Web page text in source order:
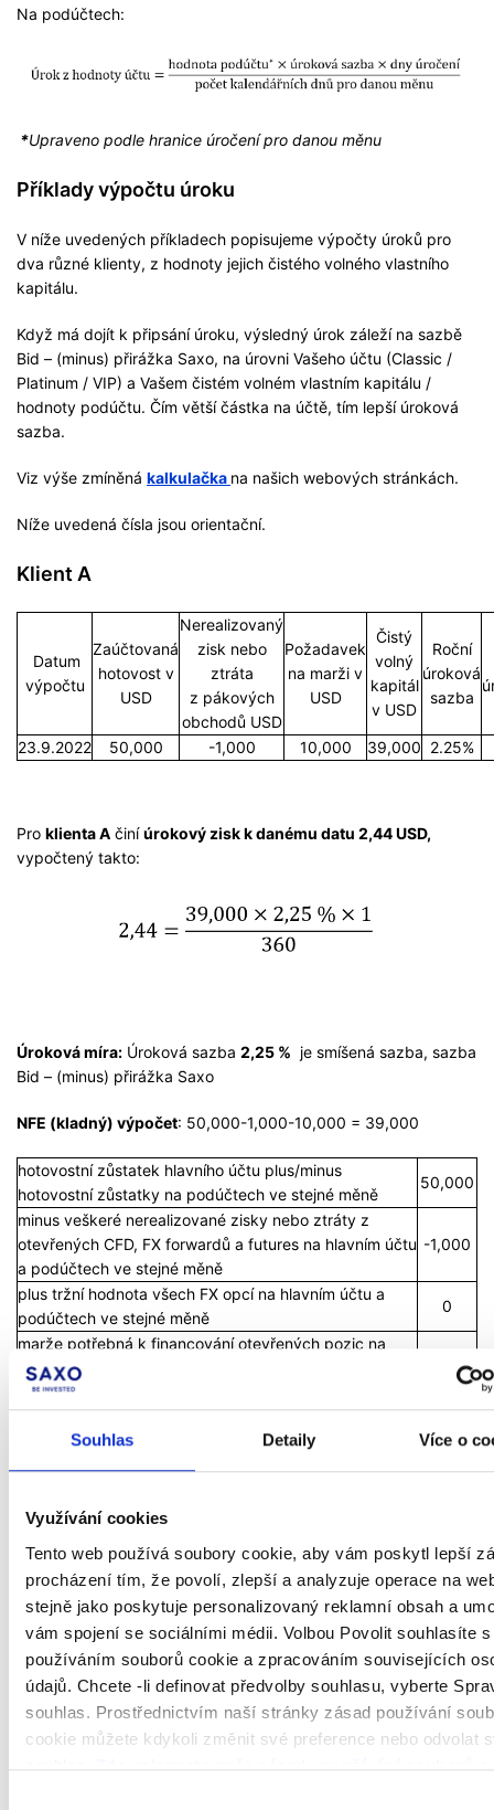
Souhlas Detaily Více o
Využívání cookies
Tento web používá soubory cookie, aby vám poskytl lepší
procházení tím, že povolí, zlepší a analyzuje operace na
stejně jako poskytuje personalizovaný reklamní obsah a
vám spojení se sociálními médii. Volbou Povolit souhlasíte s
používáním souborů cookie a zpracováním souvisejících
údajů. Chcete -li definovat předvolby souhlasu, vyberte
souhlas. Prostřednictvím naší stránky zásad používání
cookie můžete kdykoli změnit své preference nebo odvolat
Na podúčtech:
*Upraveno podle hranice úročení pro danou měnu
Příklady výpočtu úroku
V níže uvedených příkladech popisujeme výpočty úroků pro
dva různé klienty, z hodnoty jejich čistého volného vlastního
kapitálu.
Když má dojít k připsání úroku, výsledný úrok záleží na sazbě
Bid – (minus) přirážka Saxo, na úrovni Vašeho účtu (Classic /
Platinum / VIP) a Vašem čistém volném vlastním kapitálu /
hodnoty podúčtu. Čím větší částka na účtě, tím lepší úroková
sazba.
Viz výše zmíněná kalkulačka na našich webových stránkách.
Níže uvedená čísla jsou orientační.
Klient A
Datum
výpočtu
Zaúčtovaná
hotovost v
USD
Nerealizovaný
zisk nebo
ztráta
z pákových
obchodů USD
Požadavek
na marži v
USD
Čistý
volný
kapitál
v USD
Roční
úroková
sazba
23.9.2022 50,000 -1,000 10,000 39,000 2.25%
Pro klienta A činíúrokový zisk k danému datu 2,44 USD,
vypočtený takto:
Úroková míra: Úroková sazba 2,25 % je smíšená sazba, sazba
Bid – (minus) přirážka Saxo
NFE (kladný) výpočet: 50,000-1,000-10,000 = 39,000
hotovostní zůstatek hlavního účtu plus/minus
hotovostní zůstatky na podúčtech ve stejné měně
50,000
minus veškeré nerealizované zisky nebo ztráty z
otevřených CFD, FX forwardů a futures na hlavním účtu
a podúčtech ve stejné měně
-1,000
plus tržní hodnota všech FX opcí na hlavním účtu a
podúčtech ve stejné měně
0
marže potřebná k financování otevřených pozic na
hlavním účtu a podúčtech bez ohledu na měnu
podúčtu
-10,000
výpočtu
Zaúčtovaná
hotovost v
USD
zisk nebo
ztráta
z pákových
obchodů USD
Požadavek
na marži v
USD
Čistý
volný
kapitál
v USD
Roční
úroková
sazba
23.9.2022 10,000 -1,000 10,000 -1,000 10 %
Proklienta Bjeúroková ztráta k danému datu -0,28 USD,